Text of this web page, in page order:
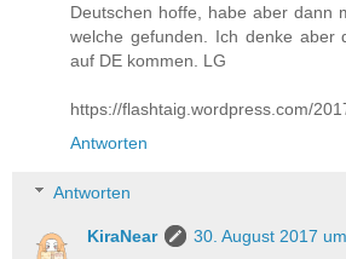
Deutschen hoffe, habe aber dann
welche gefunden. Ich denke aber
auf DE kommen. LG
https://flashtaig.wordpress.com/
Antworten
Antworten
KiraNear
30. August 2017